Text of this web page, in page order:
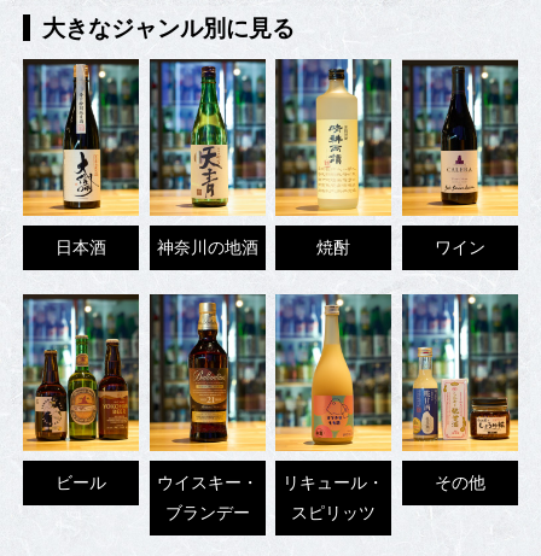
大きなジャンル別に見る
日本酒 神奈川の地酒 焼酎 ワイン
ビール
ウイスキー・
ブランデー
リキュール・
スピリッツ
その他